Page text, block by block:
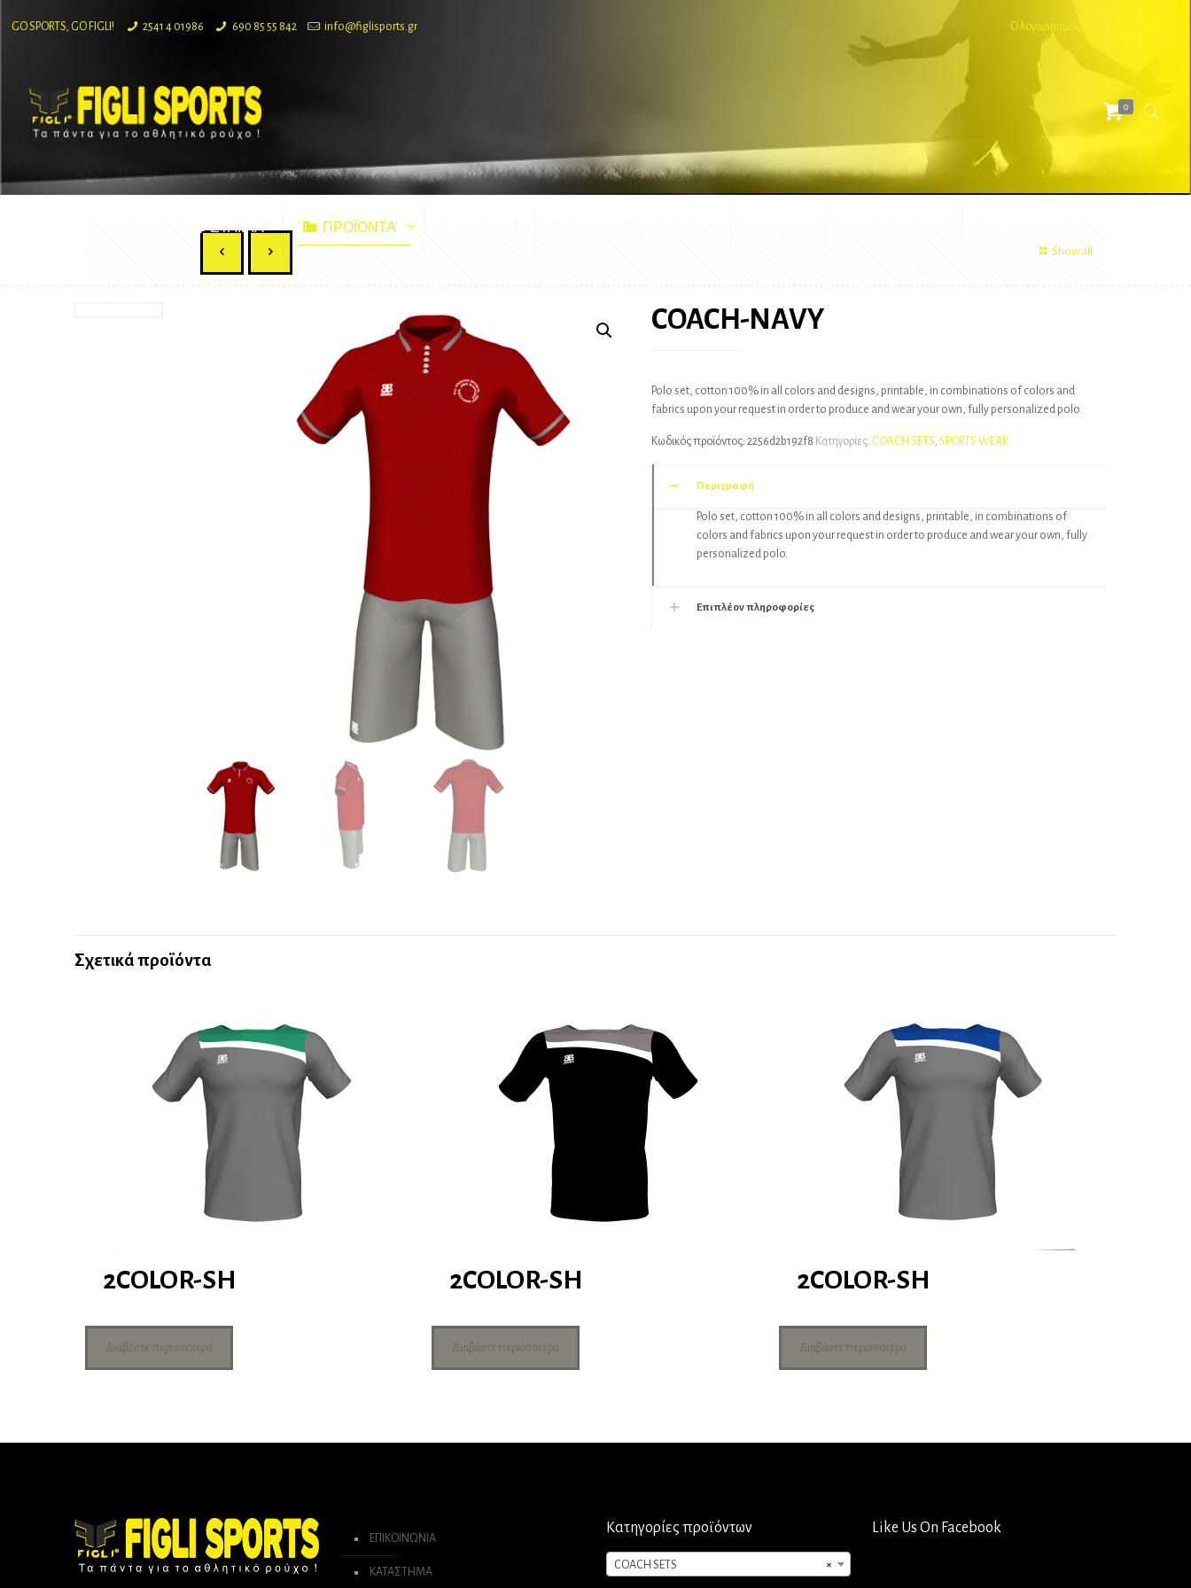
GO SPORTS, GO FIGLI! 2541 4 01986 690 85 55 842 info@figlisports.gr Ο λογαριασμός μου
ΕΤΑΙΡΙΑ ΠΡΟΪΟΝΤΑ
0
Show all
COACH-NAVY
Polo set, cotton 100% in all colors and designs, printable, in combinations of colors and
fabrics upon your request in order to produce and wear your own, fully personalized polo.
Κωδικός προϊόντος:2256d2b192f8 Κατηγορίες: COACH SETS,SPORTS WEAR
Περιγραφή
Polo set, cotton 100% in all colors and designs, printable, in combinations of
colors and fabrics upon your request in order to produce and wear your own, fully
personalized polo.
Επιπλέον πληροφορίες
Σχετικά προϊόντα
2COLOR-SH
Διαβάστε περισσότερα
2COLOR-SH
Διαβάστε περισσότερα
2COLOR-SH
Διαβάστε περισσότερα
ΕΠΙΚΟΙΝΩΝΙΑ
ΚΑΤΑΣΤΗΜΑ
Κατηγορίες προϊόντων
×
COACH SETS
Like Us On Facebook